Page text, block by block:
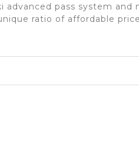
advanced pass system and
ratio of affordable